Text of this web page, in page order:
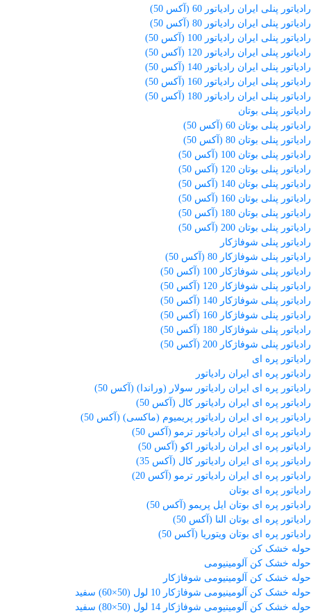
رادیاتور پنلی ایران رادیاتور 60 (آکس 50)
رادیاتور پنلی ایران رادیاتور 80 (آکس 50)
رادیاتور پنلی ایران رادیاتور 100 (آکس 50)
رادیاتور پنلی ایران رادیاتور 120 (آکس 50)
رادیاتور پنلی ایران رادیاتور 140 (آکس 50)
رادیاتور پنلی ایران رادیاتور 160 (آکس 50)
رادیاتور پنلی ایران رادیاتور 180 (آکس 50)
رادیاتور پنلی بوتان
رادیاتور پنلی بوتان 60 (آکس 50)
رادیاتور پنلی بوتان 80 (آکس 50)
رادیاتور پنلی بوتان 100 (آکس 50)
رادیاتور پنلی بوتان 120 (آکس 50)
رادیاتور پنلی بوتان 140 (آکس 50)
رادیاتور پنلی بوتان 160 (آکس 50)
رادیاتور پنلی بوتان 180 (آکس 50)
رادیاتور پنلی بوتان 200 (آکس 50)
رادیاتور پنلی شوفاژکار
رادیاتور پنلی شوفاژکار 80 (آکس 50)
رادیاتور پنلی شوفاژکار 100 (آکس 50)
رادیاتور پنلی شوفاژکار 120 (آکس 50)
رادیاتور پنلی شوفاژکار 140 (آکس 50)
رادیاتور پنلی شوفاژکار 160 (آکس 50)
رادیاتور پنلی شوفاژکار 180 (آکس 50)
رادیاتور پنلی شوفاژکار 200 (آکس 50)
رادیاتور پره ای
رادیاتور پره ای ایران رادیاتور
رادیاتور پره ای ایران رادیاتور سولار (وراندا) (آکس 50)
رادیاتور پره ای ایران رادیاتور کال (آکس 50)
رادیاتور پره ای ایران رادیاتور پریمیوم (ماکسی) (آکس 50)
رادیاتور پره ای ایران رادیاتور ترمو (آکس 50)
رادیاتور پره ای ایران رادیاتور اکو (آکس 50)
رادیاتور پره ای ایران رادیاتور کال (آکس 35)
رادیاتور پره ای ایران رادیاتور ترمو (آکس 20)
رادیاتور پره ای بوتان
رادیاتور پره ای بوتان ایل پریمو (آکس 50)
رادیاتور پره ای بوتان النا (آکس 50)
رادیاتور پره ای بوتان ویتوریا (آکس 50)
حوله خشک کن
حوله خشک کن آلومینیومی
حوله خشک کن آلومینیومی شوفاژکار
حوله خشک کن آلومینیومی شوفاژکار 10 لول (50×60) سفید
حوله خشک کن آلومینیومی شوفاژکار 14 لول (50×80) سفید